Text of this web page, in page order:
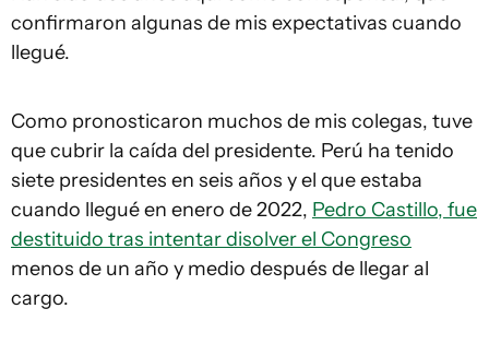
confirmaron algunas de mis expectativas cuando
llegué.
Como pronosticaron muchos de mis colegas, tuve
que cubrir la caída del presidente. Perú ha tenido
siete presidentes en seis años y el que estaba
cuando llegué en enero de 2022, Pedro Castillo, fue
destituido tras intentar disolver el Congreso
menos de un año y medio después de llegar al
cargo.